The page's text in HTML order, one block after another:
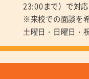
23:00まで）で対応
※来校での面談を
土曜日・日曜日・